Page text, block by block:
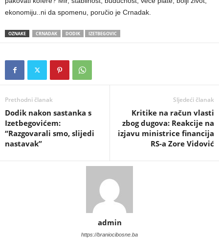
ekonomiju..ni da spomenu, poručio je Crnadak.
OZNAKE CRNADAK DODIK IZETBEGOVIC
Prethodni članak
​Dodik nakon sastanka s
Izetbegovićem:
“Razgovarali smo, slijedi
nastavak”
Sljedeći članak
​Kritike na račun vlasti
zbog dugova: Reakcije na
izjavu ministrice financija
RS-a Zore Vidović
admin
https://braniocibosne.ba